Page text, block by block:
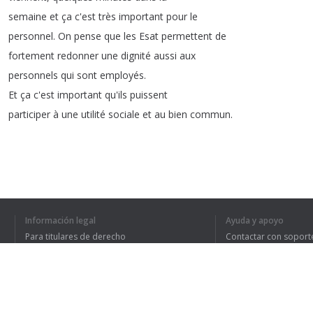
semaine et ça c'est très important pour le
personnel. On pense que les Esat permettent de
fortement redonner une dignité aussi aux
personnels qui sont employés.
Et ça c'est important qu'ils puissent
participer à une utilité sociale et au bien commun.
HE ENTENDIDO
Información legal
Para titulares de derecho
Ayuda y apoyo
Contactar con